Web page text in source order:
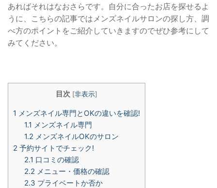
あればそれはなおさらです。 自分に合ったお店を探せるよ
うに、こちらの記事ではメンズネイルサロンの探し方、調
べ方のポイントをご紹介していきますのでぜひ参考にして
みてください。
目次 [非表示]
1 メンズネイル専門とOKの違いを確認!
1.1 メンズネイル専門
1.2 メンズネイルOKのサロン
2 予約サイトでチェック!
2.1 口コミの確認
2.2 メニュー・価格の確認
2.3 プライベートか否か